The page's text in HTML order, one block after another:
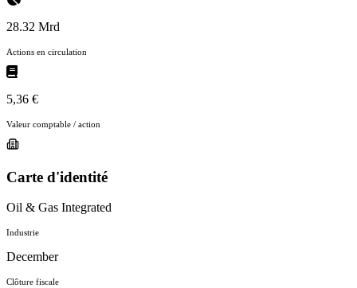
28.32 Mrd
Actions en circulation
5,36 €
Valeur comptable / action
Carte d'identité
Oil & Gas Integrated
Industrie
December
Clôture fiscale